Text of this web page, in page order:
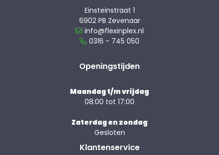
Einsteinstraat 1
6902 PB Zevenaar
info@flexinplex.nl
0316 - 745 050
Openingstijden
Maandag t/m vrijdag
08:00 tot 17:00
Zaterdag en zondag
Gesloten
Klantenservice